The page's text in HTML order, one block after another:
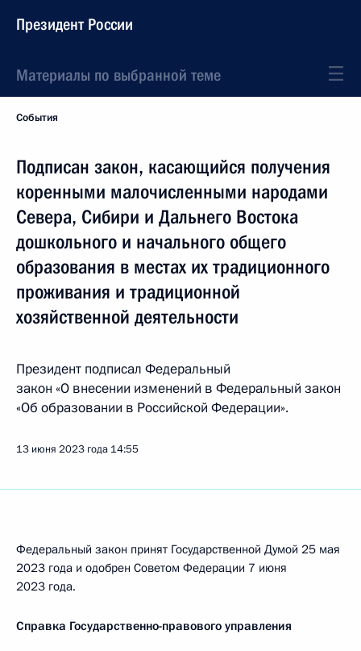
Президент России
Материалы по выбранной теме
События
Подписан закон, касающийся получения
коренными малочисленными народами
Севера, Сибири и Дальнего Востока
дошкольного и начального общего
образования в местах их традиционного
проживания и традиционной
хозяйственной деятельности
Президент подписал Федеральный
закон «О внесении изменений в Федеральный закон
«Об образовании в Российской Федерации».
13 июня 2023 года 14:55
Федеральный закон принят Государственной Думой 25 мая
2023 года и одобрен Советом Федерации 7 июня
2023 года.
Справка Государственно-правового управления